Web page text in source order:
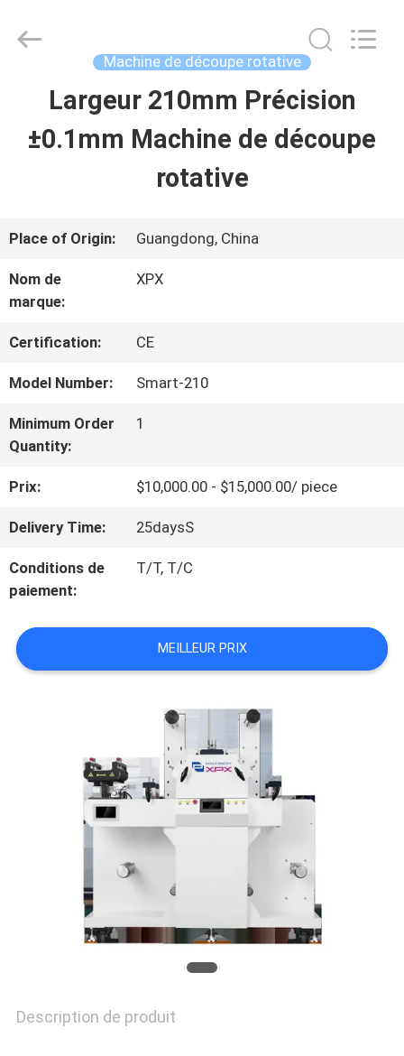
LA
PRODUITS
VIDÉOS
LE
SPECTACLE
VR
À
PROPOS
DE
NOUS
L'USINE
CONTRÔLE
NOUS
Machinery
Reserved.
Machine de découpe rotative
Largeur 210mm Précision
±0.1mm Machine de découpe
rotative
Place of Origin: Guangdong, China
Nom de
marque:
XPX
Certification: CE
Model Number: Smart-210
Minimum Order
Quantity:
1
Prix: $10,000.00 - $15,000.00/ piece
Delivery Time: 25daysS
Conditions de
paiement:
T/T, T/C
MEILLEUR PRIX
Description de produit